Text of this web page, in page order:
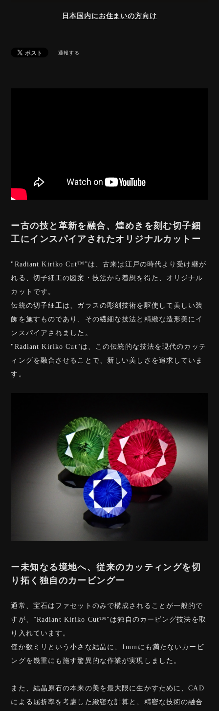
日本国内にお住まいの方向け
通報する
ー古の技と革新を融合、煌めきを刻む切子細
工にインスパイアされたオリジナルカットー
"Radiant Kiriko Cut™️”は、古来は江戸の時代より受け継が
れる、切子細工の図案・技法から着想を得た、オリジナル
カットです。
伝統の切子細工は、ガラスの彫刻技術を駆使して美しい装
飾を施すものであり、その繊細な技法と精緻な造形美にイ
ンスパイアされました。
"Radiant Kiriko Cut"は、この伝統的な技法を現代のカッテ
ィングを融合させることで、新しい美しさを追求していま
す。
ー未知なる境地へ、従来のカッティングを切
り拓く独自のカービングー
通常、宝石はファセットのみで構成されることが一般的で
すが、”Radiant Kiriko Cut™️"は独自のカービング技法を取
り入れています。
僅か数ミリという小さな結晶に、1mmにも満たないカービ
ングを幾重にも施す驚異的な作業が実現しました。
また、結晶原石の本来の美を最大限に生かすために、CAD
による屈折率を考慮した緻密な計算と、精密な技術の融合